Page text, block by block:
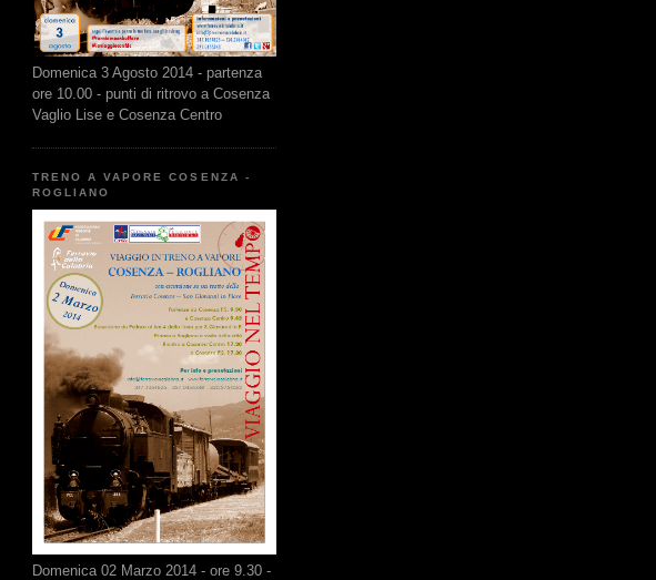
Domenica 3 Agosto 2014 - partenza
ore 10.00 - punti di ritrovo a Cosenza
Vaglio Lise e Cosenza Centro
TRENO A VAPORE COSENZA -
ROGLIANO
Domenica 02 Marzo 2014 - ore 9.30 -